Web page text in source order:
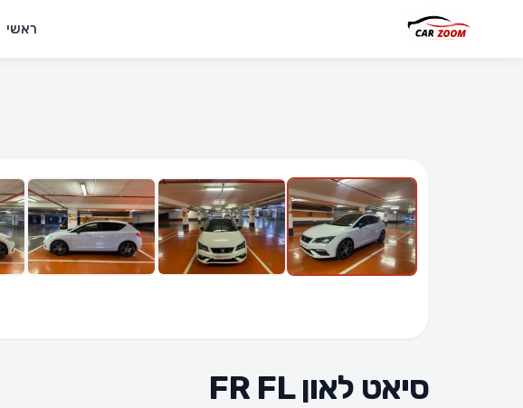
6 תמונות
סיאט לאון FR FL
ראשי